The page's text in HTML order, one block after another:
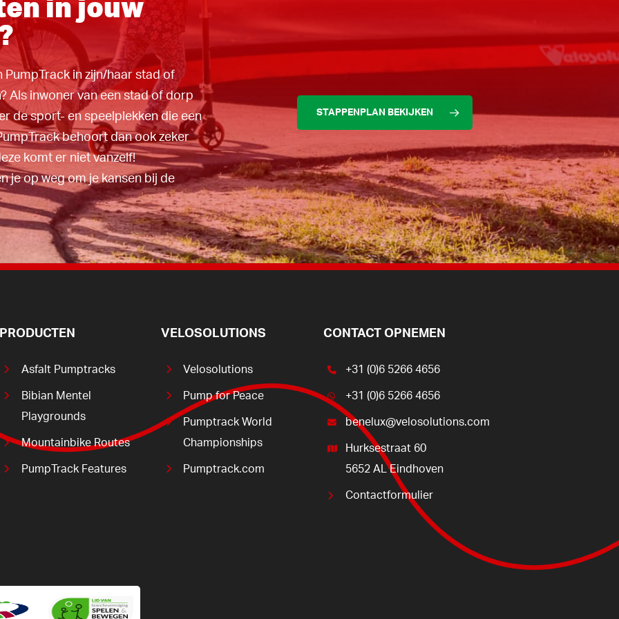
maar deze
kan helpen
voor een
we een
op weg
gemeente,
PumpTrack in zijn/haar stad of
Als inwoner van een stad of dorp
de sport- en speelplekken die een
behoort dan ook zeker
komt er niet vanzelf!
je op weg om je kansen bij de
STAPPENPLAN BEKIJKEN
PRODUCTEN
Asfalt Pumptracks
Bibian Mentel
Playgrounds
Mountainbike Routes
PumpTrack Features
VELOSOLUTIONS
Velosolutions
Pump for Peace
Pumptrack World
Championships
Pumptrack.com
CONTACT OPNEMEN
+31 (0)6 5266 4656
+31 (0)6 5266 4656
benelux@velosolutions.com
Hurksestraat 60
5652 AL Eindhoven
Contactformulier